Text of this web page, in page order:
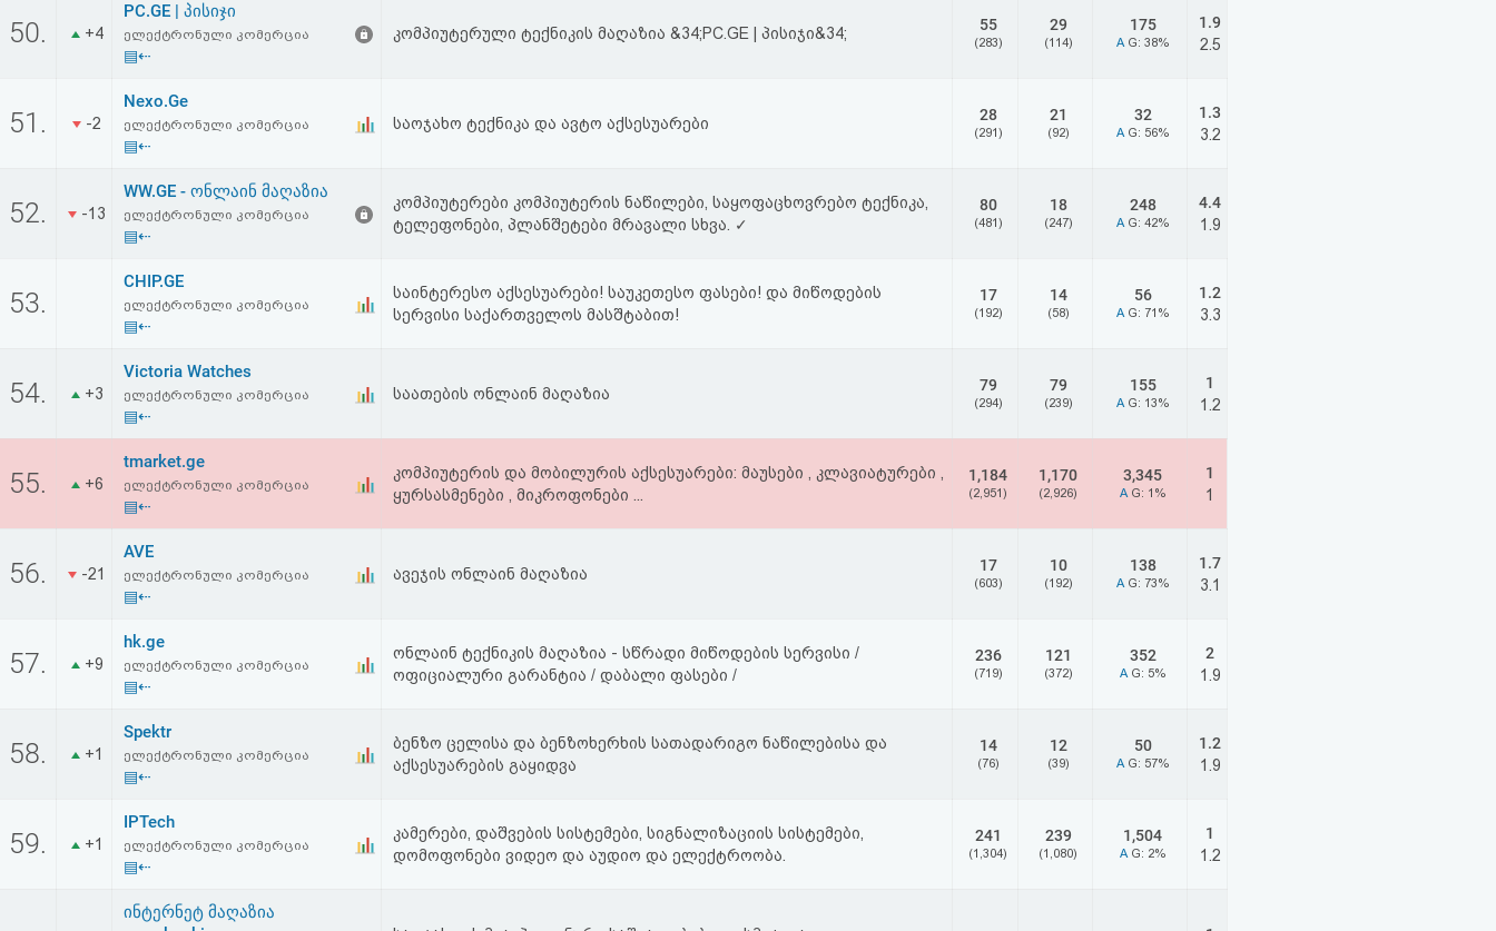
50. +4
PC.GE | პისიჯი
ელექტრონული კომერცია
▤⇠
კომპიუტერული ტექნიკის მაღაზია &34;PC.GE | პისიჯი&34; 55
(283)
29
(114)
175
A G: 38%
1.9
2.5
51. -2
Nexo.Ge
ელექტრონული კომერცია
▤⇠
საოჯახო ტექნიკა და ავტო აქსესუარები 28
(291)
21
(92)
32
A G: 56%
1.3
3.2
52. -13
WW.GE - ონლაინ მაღაზია
ელექტრონული კომერცია
▤⇠
კომპიუტერები კომპიუტერის ნაწილები, საყოფაცხოვრებო ტექნიკა,
ტელეფონები, პლანშეტები მრავალი სხვა. ✓
80
(481)
18
(247)
248
A G: 42%
4.4
1.9
53.
CHIP.GE
ელექტრონული კომერცია
▤⇠
საინტერესო აქსესუარები! საუკეთესო ფასები! და მიწოდების
სერვისი საქართველოს მასშტაბით!
17
(192)
14
(58)
56
A G: 71%
1.2
3.3
54. +3
Victoria Watches
ელექტრონული კომერცია
▤⇠
საათების ონლაინ მაღაზია 79
(294)
79
(239)
155
A G: 13%
1
1.2
55. +6
tmarket.ge
ელექტრონული კომერცია
▤⇠
კომპიუტერის და მობილურის აქსესუარები: მაუსები , კლავიატურები ,
ყურსასმენები , მიკროფონები ...
1,184
(2,951)
1,170
(2,926)
3,345
A G: 1%
1
1
56. -21
AVE
ელექტრონული კომერცია
▤⇠
ავეჯის ონლაინ მაღაზია 17
(603)
10
(192)
138
A G: 73%
1.7
3.1
57. +9
hk.ge
ელექტრონული კომერცია
▤⇠
ონლაინ ტექნიკის მაღაზია - სწრადი მიწოდების სერვისი /
ოფიციალური გარანტია / დაბალი ფასები /
236
(719)
121
(372)
352
A G: 5%
2
1.9
58. +1
Spektr
ელექტრონული კომერცია
▤⇠
ბენზო ცელისა და ბენზოხერხის სათადარიგო ნაწილებისა და
აქსესუარების გაყიდვა
14
(76)
12
(39)
50
A G: 57%
1.2
1.9
59. +1
IPTech
ელექტრონული კომერცია
▤⇠
კამერები, დაშვების სისტემები, სიგნალიზაციის სისტემები,
დომოფონები ვიდეო და აუდიო და ელექტროობა.
241
(1,304)
239
(1,080)
1,504
A G: 2%
1
1.2
ინტერნეტ მაღაზია